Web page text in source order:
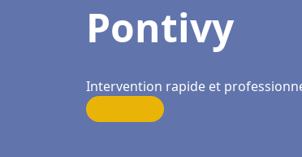
Pontivy
Intervention rapide et